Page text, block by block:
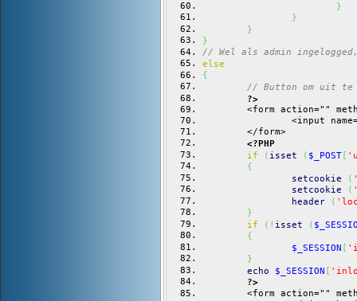
}
}
}
}
// Wel als admin
else
{
// Button om uit te
?>
<form action=""
<input
	</form>
<?PHP
if
( isset ( $_POST [
{
setcookie
(
setcookie
(
header
(
}
if
( ! isset (
{
$_SESSION [
}
echo
$_SESSION [
?>
<form action=""